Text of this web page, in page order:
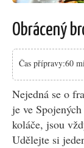
Obrácený
Čas přípravy:60
Nejedná se o
je ve
koláče, jsou
Udělejte si